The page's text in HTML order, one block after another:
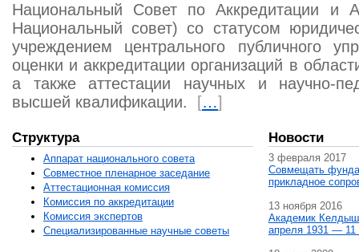
Национальный Совет по Аккредитации и
Национальный совет) со статусом
учреждением центрального публичного
оценки и аккредитации организаций в
а также аттестации научных и научно-
высшей квалификации.
[…]
Структура
Аппарат национального совета
Совместное пленарное заседание
Аттестационная комисcия
Комиссия по аккредитации
Комиссия экспертов
Специализированные научные советы
Новости
3 февраля 2017
Совмещать
прикладное
13 ноября 2016
Академик
апреля 1931 — 11